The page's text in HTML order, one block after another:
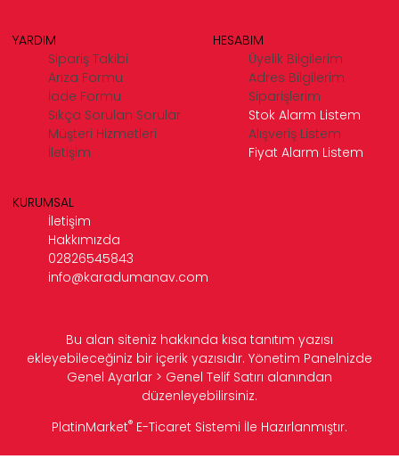
YARDIM
Sipariş Takibi
Arıza Formu
İade Formu
Sıkça Sorulan Sorular
Müşteri Hizmetleri
İletişim
HESABIM
Üyelik Bilgilerim
Adres Bilgilerim
Siparişlerim
Stok Alarm Listem
Alışveriş Listem
Fiyat Alarm Listem
KURUMSAL
İletişim
Hakkımızda
02826545843
info@karadumanav.com
Bu alan siteniz hakkında kısa tanıtım yazısı
ekleyebileceğiniz bir içerik yazısıdır. Yönetim Panelnizde
Genel Ayarlar > Genel Telif Satırı alanından
düzenleyebilirsiniz.
PlatinMarket® E-Ticaret Sistemi İle Hazırlanmıştır.